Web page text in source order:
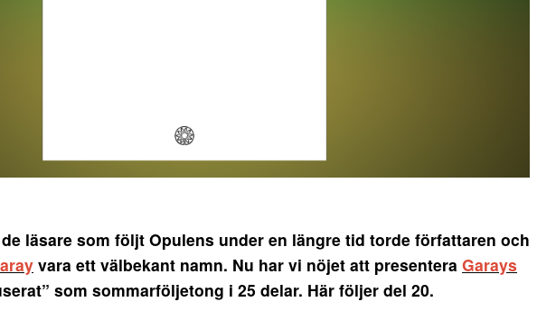
de läsare som följt Opulens under en längre tid torde författaren och
vara ett välbekant namn. Nu har vi nöjet att presentera Garays
som sommarföljetong i 25 delar. Här följer del 20.